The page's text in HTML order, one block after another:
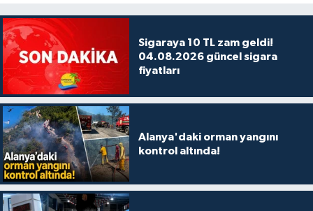
Sigaraya 10 TL zam geldi!
04.08.2026 güncel sigara
fiyatları
Alanya'daki orman yangını
kontrol altında!